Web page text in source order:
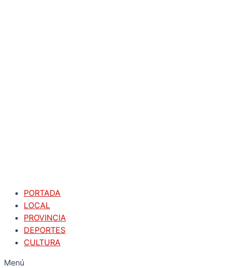
PORTADA
LOCAL
PROVINCIA
DEPORTES
CULTURA
Menú